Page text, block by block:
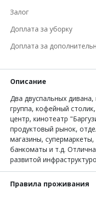
Залог
Доплата за уборку
Доплата за
Описание
Два двуспальных
группа, кофейный
центр, кинотеатр
продуктовый рынок,
магазины,
банкоматы и т.д.
развитой
Правила проживания